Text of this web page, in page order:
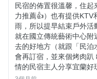
民宿的佈置很溫馨，住
力推薦👍）也有提供
雨，所以提早結束戶外
就在國立傳統藝術中心
去的好地方（就跟「民泊
會再訂宿，並來個烤肉
情的民宿主人分享宜蘭好